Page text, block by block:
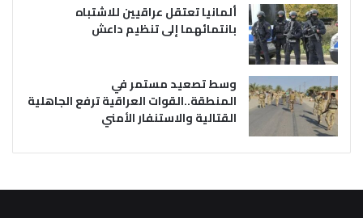
ألمانيا تعتقل عراقيين للاشتباه
بانتمائهما إلى تنظيم داعش
وسط تصعيد مستمر في
المنطقة..القوات العراقية ترفع الجاهلية
القتالية والاستنفار الأمني